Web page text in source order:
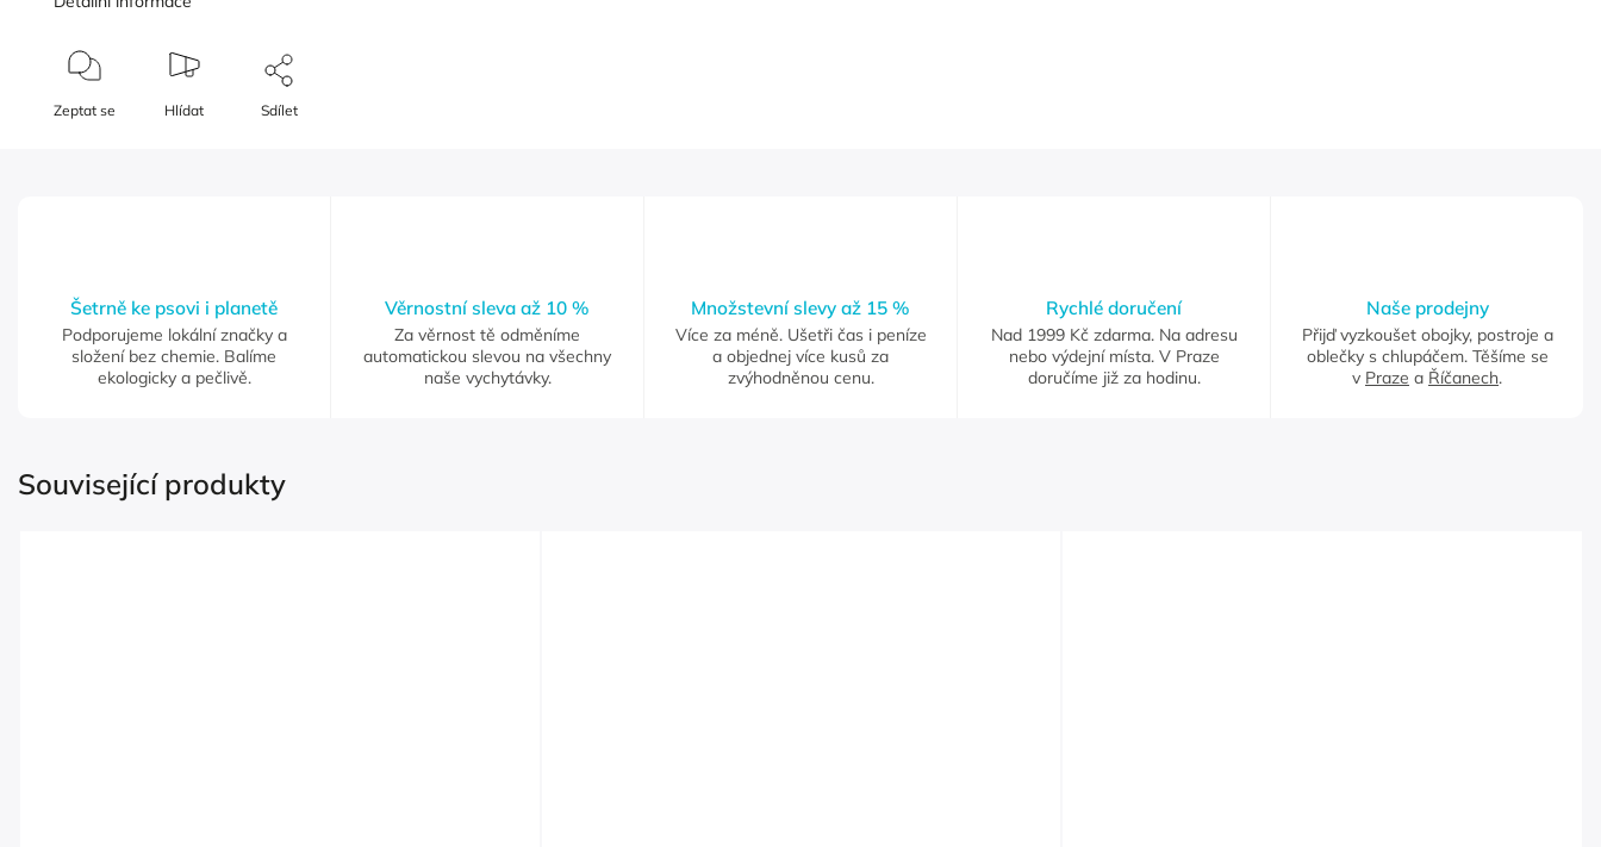
Zeptat se Hlídat Sdílet
Šetrně ke psovi i planetě
Podporujeme lokální značky a
složení bez chemie. Balíme
ekologicky a pečlivě.
Věrnostní sleva až 10 %
Za věrnost tě odměníme
automatickou slevou na všechny
naše vychytávky.
Množstevní slevy až 15 %
Více za méně. Ušetři čas i peníze
a objednej více kusů za
zvýhodněnou cenu.
Rychlé doručení
Nad 1999 Kč zdarma. Na adresu
nebo výdejní místa. V Praze
doručíme již za hodinu.
Naše prodejny
Přijď vyzkoušet obojky, postroje a
oblečky s chlupáčem. Těšíme se
v Praze a Říčanech.
Související produkty